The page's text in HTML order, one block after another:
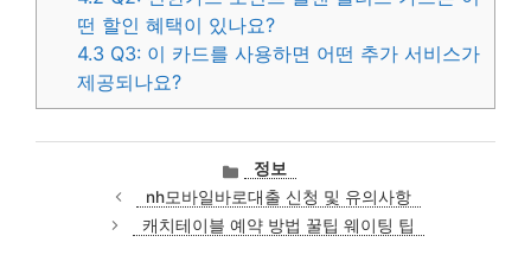
떤 할인 혜택이 있나요?
4.3 Q3: 이 카드를 사용하면 어떤 추가 서비스가
제공되나요?
카
테
고
리
정보
nh모바일바로대출 신청 및 유의사항
캐치테이블 예약 방법 꿀팁 웨이팅 팁